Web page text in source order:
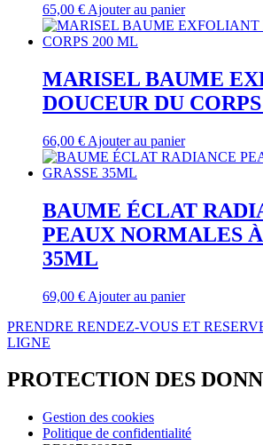
65,00 € Ajouter au panier
MARISEL BAUME
DOUCEUR DU
66,00 € Ajouter au panier
BAUME ÉCLAT
PEAUX NORMALES
35ML
69,00 € Ajouter au panier
PRENDRE RENDEZ-VOUS ET
LIGNE
PROTECTION DES
Gestion des cookies
Politique de confidentialité